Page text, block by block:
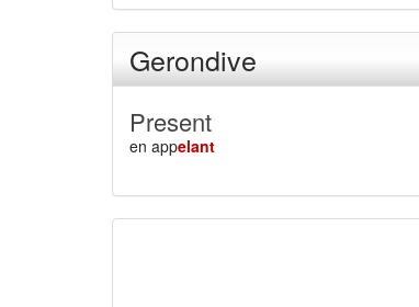
Gerondive
Present
en appelant